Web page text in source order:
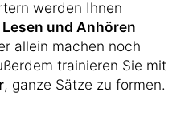
werden Ihnen
und Anhören
allein machen noch
trainieren Sie mit
, ganze Sätze zu formen.